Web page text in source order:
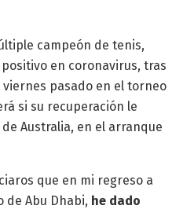
campeón de tenis,
en coronavirus, tras
pasado en el torneo
si su recuperación le
Australia, en el arranque
que en mi regreso a
de Abu Dhabi, he dado